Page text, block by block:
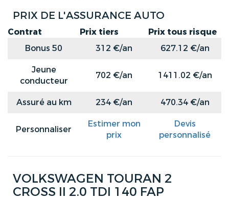
PRIX DE L'ASSURANCE AUTO
Contrat Prix tiers
Prix tous risque
Bonus 50
312 €/an
627.12 €/an
Jeune
conducteur
702 €/an 1411.02 €/an
Assuré au km 234 €/an 470.34 €/an
Personnaliser
Estimer mon
prix
Devis
personnalisé
VOLKSWAGEN TOURAN 2
CROSS II 2.0 TDI 140 FAP